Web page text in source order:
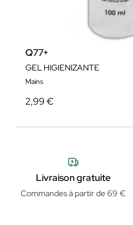
Q77+
GEL HIGIENIZANTE
Mains
2,99 €
Livraison gratuite
Commandes à partir de 69 €